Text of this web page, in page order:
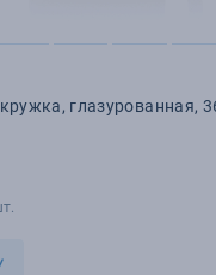
глазурованная,